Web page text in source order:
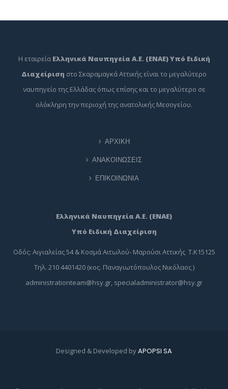
Η εταιρεία Ελληνικά Ναυπηγεία Α.Ε. (ΕΝΑΕ) Υπό Ειδική
Διαχείριση στο Σκαραμαγκά Αττικής είναι το μεγαλύτερο
ναυπηγείο της Ελλάδας όπως επίσης και το μεγαλύτερο σε
ολόκληρη την περιοχή της ανατολικής Μεσογείου.
ΑΡΧΙΚΗ
ΑΝΑΚΟΙΝΩΣΕΙΣ
ΕΠΙΚΟΙΝΩΝΙΑ
Ελληνικά Ναυπηγεία Α.Ε. (ΕΝΑΕ)
Υπό Ειδική Διαχείριση
Οδός: Αιγιαλείας 54 & Κοσμά Αιτωλού- Μαρούσι Αττικής Τ.Κ15125
Τηλ. 210 4401420 (κος. Παναγιωτόπουλος Νικόλαος )
administrationteam@hsy.gr, specialadministrator@hsy.gr
Designed & Developed byAPOPSI SA